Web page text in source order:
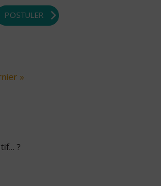
POSTULER
»
?